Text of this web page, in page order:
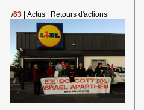
/63 Actus Retours d'actions